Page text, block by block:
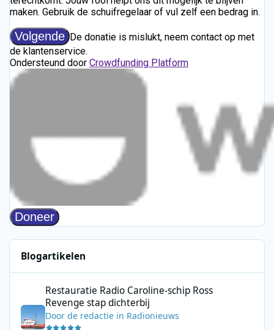
Blogartikelen
Restauratie Radio Caroline-schip Ross
Revenge stap dichterbij
Doorde redactie in Radionieuws